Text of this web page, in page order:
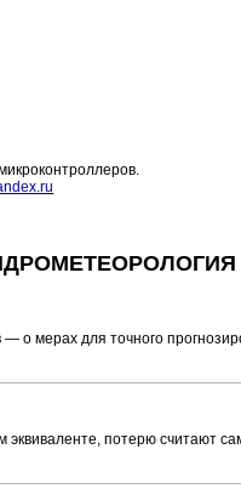
о мерах для точного
потерю считают